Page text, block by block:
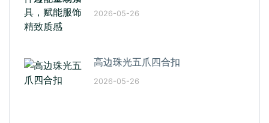
2026-05-26
高边珠光五爪四合扣
2026-05-26